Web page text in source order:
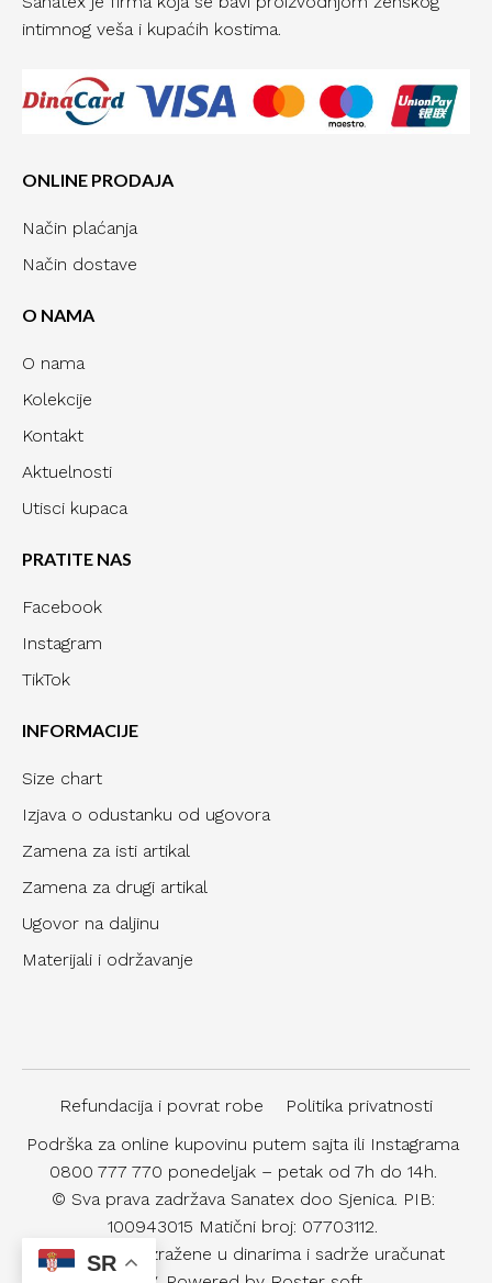
intimnog veša i kupaćih kostima.
ONLINE PRODAJA
Način plaćanja
Način dostave
O NAMA
O nama
Kolekcije
Kontakt
Aktuelnosti
Utisci kupaca
PRATITE NAS
Facebook
Instagram
TikTok
INFORMACIJE
Size chart
Izjava o odustanku od ugovora
Zamena za isti artikal
Zamena za drugi artikal
Ugovor na daljinu
Materijali i održavanje
Refundacija i povrat robe
Politika privatnosti
Podrška za online kupovinu putem sajta ili Instagrama
0800 777 770 ponedeljak – petak od 7h do 14h.
© Sva prava zadržava Sanatex doo Sjenica. PIB:
100943015 Matični broj: 07703112.
Sve cene su izražene u dinarima i sadrže uračunat
SR